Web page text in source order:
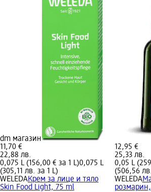
dm магазин
11,70 €
22,88 лв.
0,075 L (156,00 € за 1 L)0,075 L
(305,11 лв. за 1 L)
WELEDAКрем за лице и тяло
Skin Food Light, 75 ml
12,95 €
25,33 лв.
0,05 L
(506,56
WELEDA